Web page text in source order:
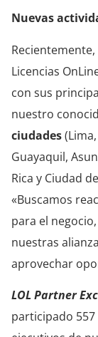
Nuevas
Licencias
con sus
nuestro
ciudades
Guayaquil,
Rica y Ciudad
«Buscamos
para el
nuestras
aprovechar
LOL Partner
participado